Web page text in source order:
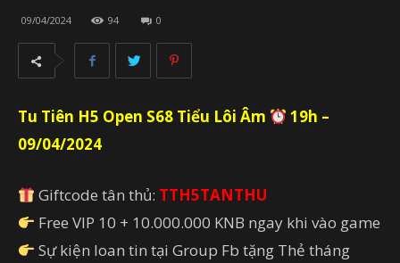
09/04/2024 94 0
Tu Tiên H5 Open S68 Tiểu Lôi Âm
19h –
09/04/2024
Giftcode tân thủ: TTH5TANTHU
Free VIP 10 + 10.000.000 KNB ngay khi vào game
Sự kiện loan tin tại Group Fb tặng Thẻ tháng